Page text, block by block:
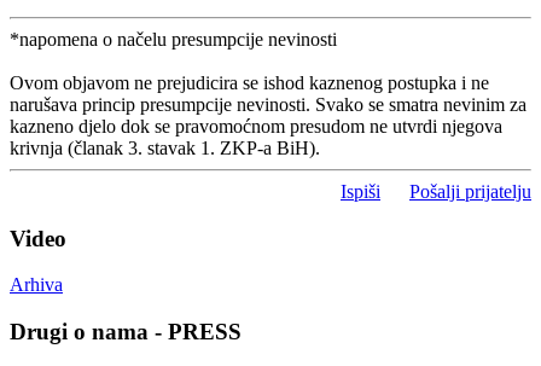
*napomena o načelu presumpcije nevinosti
Ovom objavom ne prejudicira se ishod kaznenog postupka i ne
narušava princip presumpcije nevinosti. Svako se smatra nevinim za
kazneno djelo dok se pravomoćnom presudom ne utvrdi njegova
krivnja (članak 3. stavak 1. ZKP-a BiH).
Ispiši Pošalji prijatelju
Video
Arhiva
Drugi o nama - PRESS